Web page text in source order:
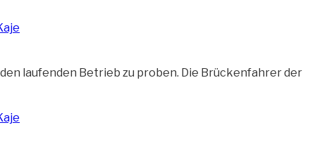
den laufenden Betrieb zu proben. Die Brückenfahrer der